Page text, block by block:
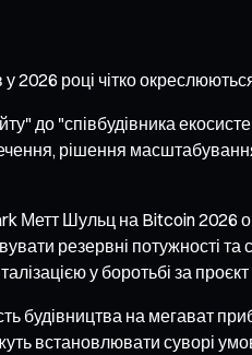
2026 році чітко
до "співбудівника
рішення
Метт Шульц на Bitcoin 2026
резервні потужності та
у боротьбі за
будівництва на мегават
встановлювати суворі